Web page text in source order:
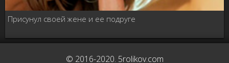
Присунул своей жене и ее подруге
© 2016-2020. 5rolikov.com